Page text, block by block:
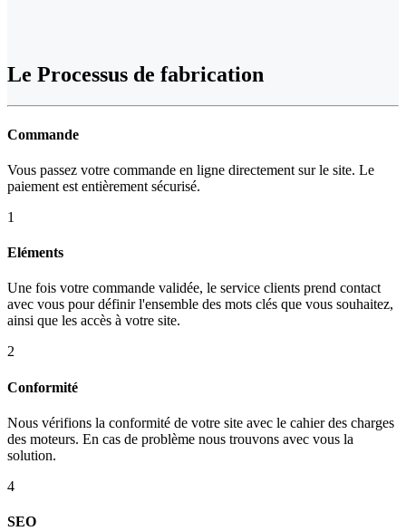
Le Processus de fabrication
Commande
Vous passez votre commande en ligne directement sur le site. Le
paiement est entièrement sécurisé.
1
Eléments
Une fois votre commande validée, le service clients prend contact
avec vous pour définir l'ensemble des mots clés que vous souhaitez,
ainsi que les accès à votre site.
2
Conformité
Nous vérifions la conformité de votre site avec le cahier des charges
des moteurs. En cas de problème nous trouvons avec vous la
solution.
4
SEO